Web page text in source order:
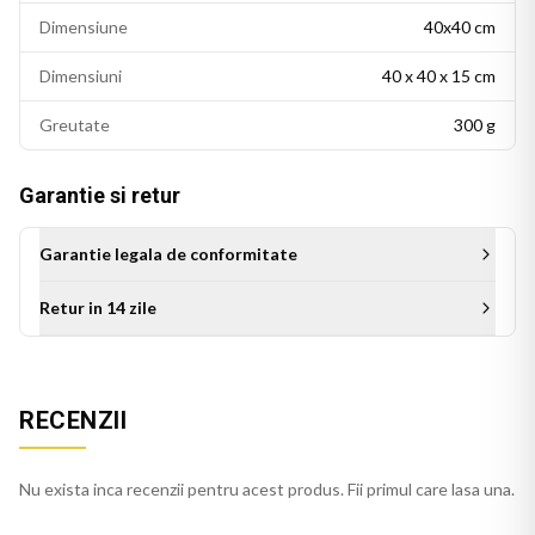
Este potrivita si ca idee de cadou pentru persoanele cu un
Perna alb pufos se integreaza usor in decorul casei, pe orice
Dimensiune 40x40 cm
Dimensiuni 40 x 40 x 15 cm
Greutate 300 g
Garantie si retur
Garantie legala de conformitate
Retur in 14 zile
RECENZII
Nu exista inca recenzii pentru acest produs. Fii primul care lasa una.